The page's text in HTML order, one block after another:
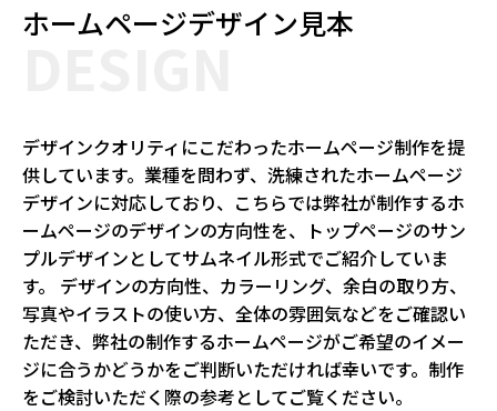
ホームページデザイン見本
デザインクオリティにこだわったホームページ制作を提
供しています。業種を問わず、洗練されたホームページ
デザインに対応しており、こちらでは弊社が制作するホ
ームページのデザインの方向性を、トップページのサン
プルデザインとしてサムネイル形式でご紹介していま
す。 デザインの方向性、カラーリング、余白の取り方、
写真やイラストの使い方、全体の雰囲気などをご確認い
ただき、弊社の制作するホームページがご希望のイメー
ジに合うかどうかをご判断いただければ幸いです。制作
をご検討いただく際の参考としてご覧ください。